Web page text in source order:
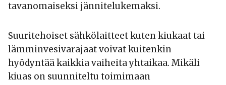
tavanomaiseksi jännitelukemaksi.
Suuritehoiset sähkölaitteet kuten kiukaat tai
lämminvesivarajaat voivat kuitenkin
hyödyntää kaikkia vaiheita yhtaikaa. Mikäli
kiuas on suunniteltu toimimaan